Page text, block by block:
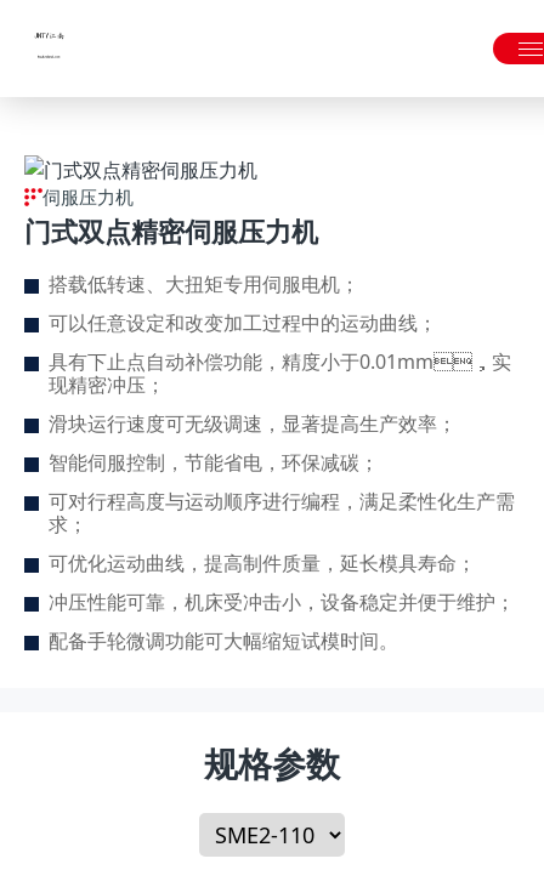
伺服压力机
门式双点精密伺服压力机
搭载低转速、大扭矩专用伺服电机；
可以任意设定和改变加工过程中的运动曲线；
具有下止点自动补偿功能，精度小于0.01mm，实
现精密冲压；
滑块运行速度可无级调速，显著提高生产效率；
智能伺服控制，节能省电，环保减碳；
可对行程高度与运动顺序进行编程，满足柔性化生产需
求；
可优化运动曲线，提高制件质量，延长模具寿命；
冲压性能可靠，机床受冲击小，设备稳定并便于维护；
配备手轮微调功能可大幅缩短试模时间。
规格参数